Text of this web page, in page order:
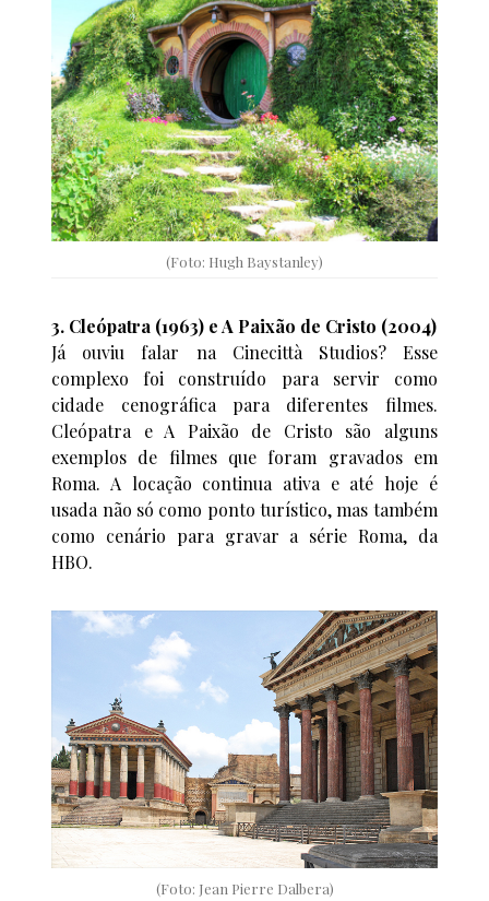
(Foto: Hugh Baystanley)
3. Cleópatra (1963) e A Paixão de Cristo (2004)
Já ouviu falar na Cinecittà Studios? Esse
complexo foi construído para servir como
cidade cenográfica para diferentes filmes.
Cleópatra e A Paixão de Cristo são alguns
exemplos de filmes que foram gravados em
Roma. A locação continua ativa e até hoje é
usada não só como ponto turístico, mas também
como cenário para gravar a série Roma, da
HBO.
(Foto: Jean Pierre Dalbera)